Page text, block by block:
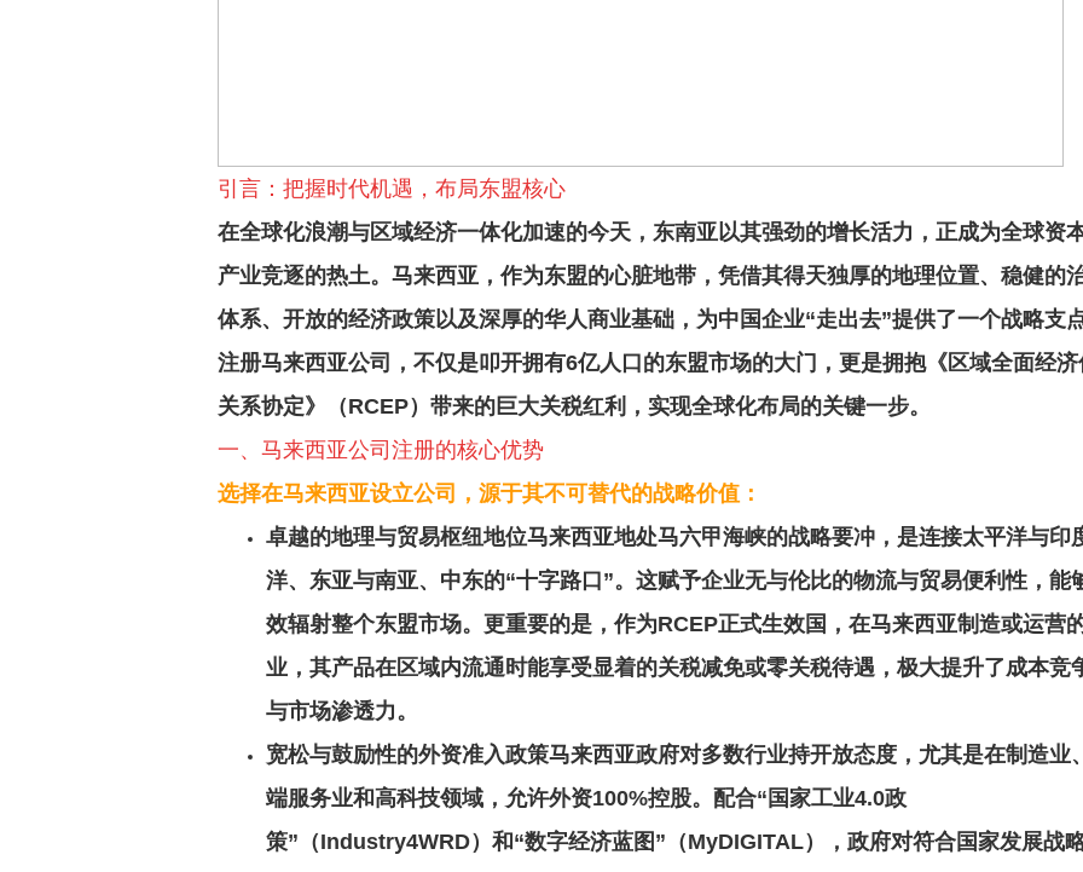
引言：把握时代机遇，布局东盟核心
在全球化浪潮与区域经济一体化加速的今天，东南亚以其强劲的增长活力，正成为全球资
产业竞逐的热土。马来西亚，作为东盟的心脏地带，凭借其得天独厚的地理位置、稳健的
体系、开放的经济政策以及深厚的华人商业基础，为中国企业“走出去”提供了一个战略支点
注册马来西亚公司，不仅是叩开拥有6亿人口的东盟市场的大门，更是拥抱《区域全面经济
关系协定》（RCEP）带来的巨大关税红利，实现全球化布局的关键一步。
一、马来西亚公司注册的核心优势
选择在马来西亚设立公司，源于其不可替代的战略价值：
卓越的地理与贸易枢纽地位马来西亚地处马六甲海峡的战略要冲，是连接太平洋与印
洋、东亚与南亚、中东的“十字路口”。这赋予企业无与伦比的物流与贸易便利性，能
效辐射整个东盟市场。更重要的是，作为RCEP正式生效国，在马来西亚制造或运营
业，其产品在区域内流通时能享受显着的关税减免或零关税待遇，极大提升了成本竞
与市场渗透力。
宽松与鼓励性的外资准入政策马来西亚政府对多数行业持开放态度，尤其是在制造业
端服务业和高科技领域，允许外资100%控股。配合“国家工业4.0政
策”（Industry4WRD）和“数字经济蓝图”（MyDIGITAL），政府对符合国家发展战